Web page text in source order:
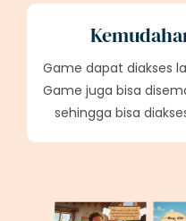
Game dapat diakses
Game juga bisa
sehingga bisa